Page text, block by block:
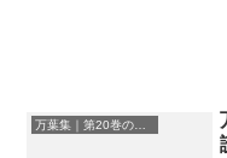
万葉集｜第20巻の和歌一覧